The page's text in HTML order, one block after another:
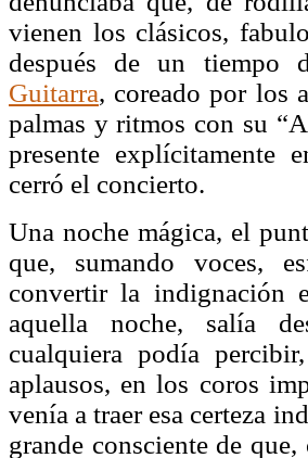
vienen los clásicos,
después de un tiempo
Guitarra, coreado por los
palmas y ritmos con su
presente explícitamente
cerró el concierto.
Una noche mágica, el
que, sumando voces,
convertir la indignación
aquella noche, salía
cualquiera podía
aplausos, en los coros
venía a traer esa certeza
grande consciente de